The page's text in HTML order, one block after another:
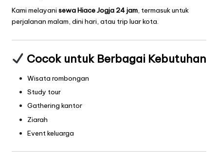
Kami melayani sewa Hiace Jogja 24 jam, termasuk untuk
perjalanan malam, dini hari, atau trip luar kota.
Cocok untuk Berbagai Kebutuhan
Wisata rombongan
Study tour
Gathering kantor
Ziarah
Event keluarga